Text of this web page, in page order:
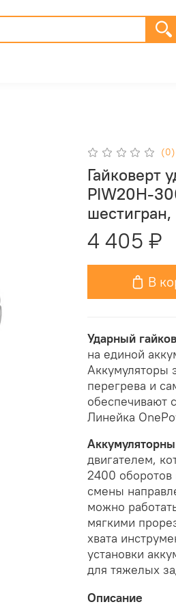
(0)
Гайковерт
PIW20H-
шестигран,
4 405 ₽
В
Ударный
на единой
Аккумуляторы
перегрева и
обеспечивают
Линейка
двигателем,
2400 оборотов
смены
можно
мягкими
хвата
установки
для тяжелых
Описание